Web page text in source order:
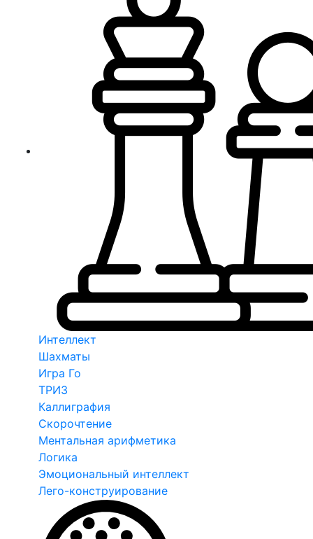
Интеллект
Шахматы
Игра Го
ТРИЗ
Каллиграфия
Скорочтение
Ментальная арифметика
Логика
Эмоциональный интеллект
Лего-конструирование